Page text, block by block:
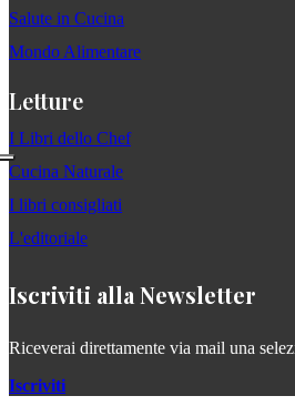
Salute in Cucina
Mondo Alimentare
Letture
I Libri dello Chef
Cucina Naturale
I libri consigliati
L'editoriale
Iscriviti alla Newsletter
Riceverai direttamente via mail una
Iscriviti